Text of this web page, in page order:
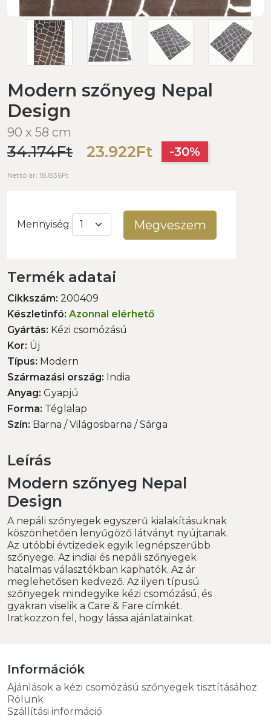
Modern szőnyeg Nepal
Design
90 x 58 cm
34.174Ft 23.922Ft -30%
Nettó ár: 18.836Ft
Mennyiség Megveszem
Termék adatai
Cikkszám: 200409
Készletinfó: Azonnal elérhető
Gyártás: Kézi csomózású
Kor: Új
Típus: Modern
Származási ország: India
Anyag: Gyapjú
Forma: Téglalap
Szín: Barna / Világosbarna / Sárga
Leírás
Modern szőnyeg Nepal
Design
A nepáli szőnyegek egyszerű kialakításuknak
köszönhetően lenyűgöző látványt nyújtanak.
Az utóbbi évtizedek egyik legnépszerűbb
szőnyege. Az indiai és nepáli szőnyegek
hatalmas választékban kaphatók. Az ár
meglehetősen kedvező. Az ilyen típusú
szőnyegek mindegyike kézi csomózású, és
gyakran viselik a Care & Fare címkét.
Iratkozzon fel, hogy lássa ajánlatainkat.
Információk
Ajánlások a kézi csomózású szőnyegek tisztításához
Rólunk
Szállítási információ